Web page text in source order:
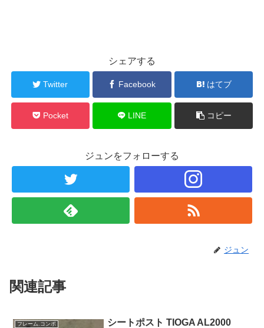
シェアする
Twitter Facebook はてブ
Pocket LINE コピー
ジュンをフォローする
ジュン
関連記事
フレーム.コンポ シートポスト TIOGA AL2000